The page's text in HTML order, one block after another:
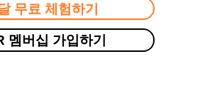
무료 체험하기
멤버십 가입하기